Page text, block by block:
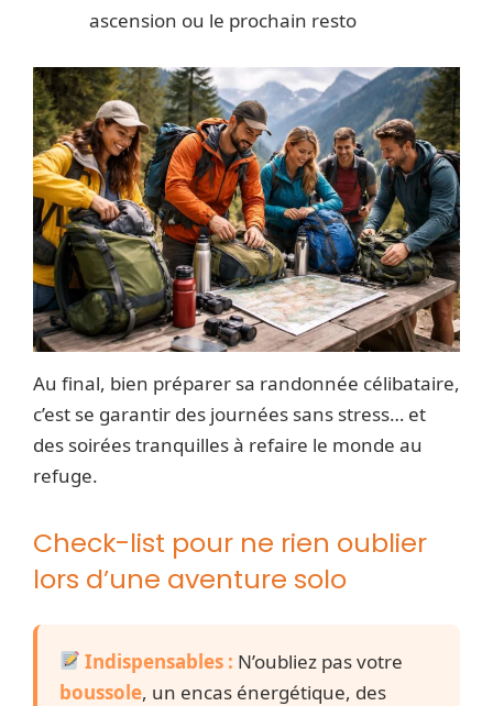
ascension ou le prochain resto
Au final, bien préparer sa randonnée célibataire,
c’est se garantir des journées sans stress… et
des soirées tranquilles à refaire le monde au
refuge.
Check-list pour ne rien oublier
lors d’une aventure solo
Indispensables : N’oubliez pas votre
boussole, un encas énergétique, des